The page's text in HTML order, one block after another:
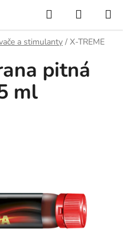
Hledat
KOŠÍK
a stimulanty / X-TREME
pitná
ml